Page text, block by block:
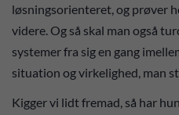
løsningsorienteret, og prøver
videre. Og så skal man også
systemer fra sig en gang
situation og virkelighed, man
Kigger vi lidt fremad, så har